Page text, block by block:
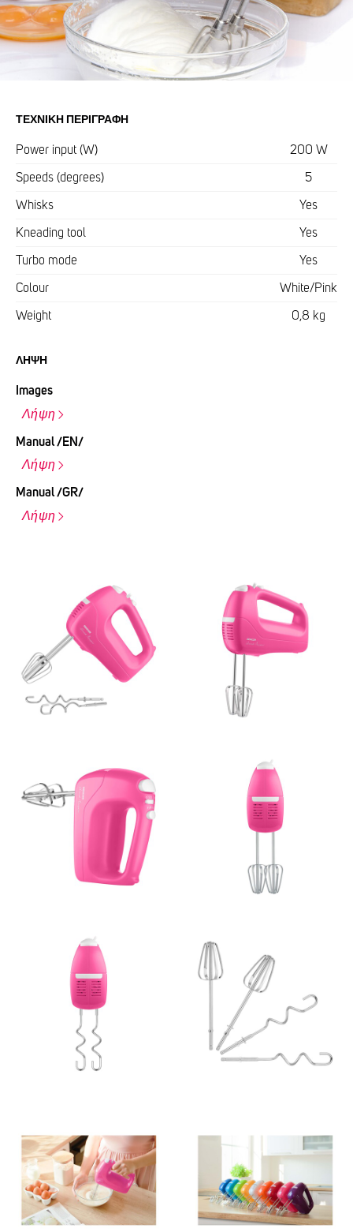
ΤΕΧΝΙΚΉ ΠΕΡΙΓΡΑΦΉ
Power input (W) 200 W
Speeds (degrees) 5
Whisks Yes
Kneading tool Yes
Turbo mode Yes
Colour White/Pink
Weight 0,8 kg
ΛΉΨΗ
Images
Λήψη
Manual /EN/
Λήψη
Manual /GR/
Λήψη